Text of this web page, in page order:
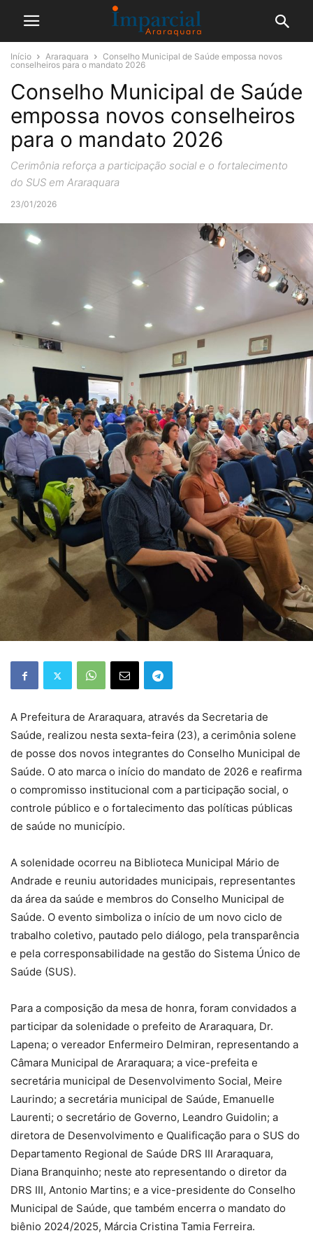
Início Araraquara
Conselho Municipal de Saúde empossa novos
conselheiros para o mandato 2026
Conselho Municipal de Saúde
empossa novos conselheiros
para o mandato 2026
Cerimônia reforça a participação social e o fortalecimento
do SUS em Araraquara
23/01/2026
A Prefeitura de Araraquara, através da Secretaria de
Saúde, realizou nesta sexta-feira (23), a cerimônia solene
de posse dos novos integrantes do Conselho Municipal de
Saúde. O ato marca o início do mandato de 2026 e reafirma
o compromisso institucional com a participação social, o
controle público e o fortalecimento das políticas públicas
de saúde no município.
A solenidade ocorreu na Biblioteca Municipal Mário de
Andrade e reuniu autoridades municipais, representantes
da área da saúde e membros do Conselho Municipal de
Saúde. O evento simboliza o início de um novo ciclo de
trabalho coletivo, pautado pelo diálogo, pela transparência
e pela corresponsabilidade na gestão do Sistema Único de
Saúde (SUS).
Para a composição da mesa de honra, foram convidados a
participar da solenidade o prefeito de Araraquara, Dr.
Lapena; o vereador Enfermeiro Delmiran, representando a
Câmara Municipal de Araraquara; a vice-prefeita e
secretária municipal de Desenvolvimento Social, Meire
Laurindo; a secretária municipal de Saúde, Emanuelle
Laurenti; o secretário de Governo, Leandro Guidolin; a
diretora de Desenvolvimento e Qualificação para o SUS do
Departamento Regional de Saúde DRS III Araraquara,
Diana Branquinho; neste ato representando o diretor da
DRS III, Antonio Martins; e a vice-presidente do Conselho
Municipal de Saúde, que também encerra o mandato do
biênio 2024/2025, Márcia Cristina Tamia Ferreira.